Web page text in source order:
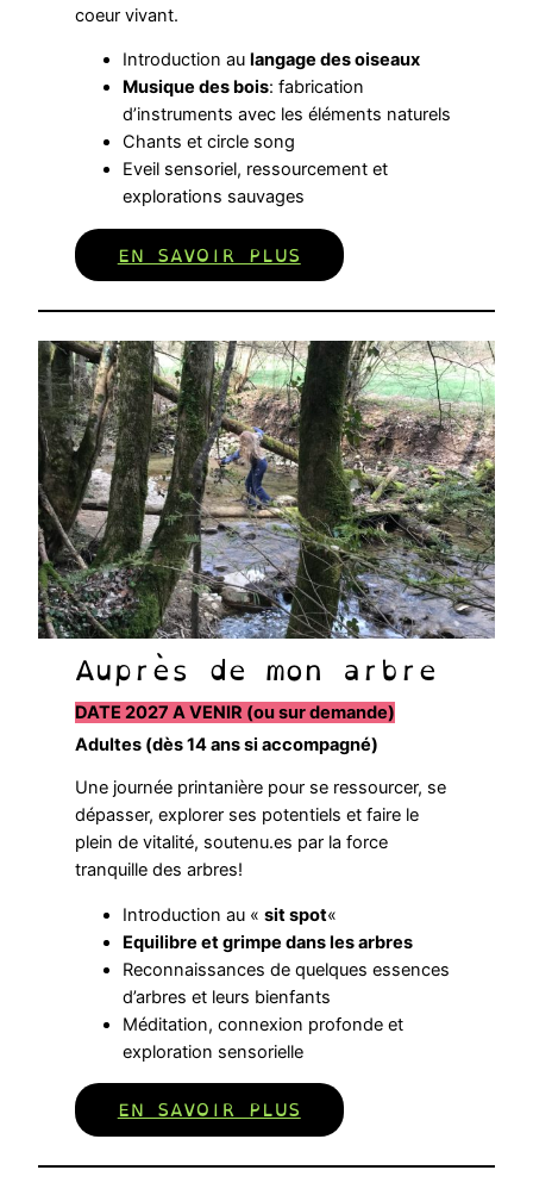
coeur vivant.
Introduction au langage des oiseaux
Musique des bois: fabrication
d’instruments avec les éléments naturels
Chants et circle song
Eveil sensoriel, ressourcement et
explorations sauvages
EN SAVOIR PLUS
Auprès de mon arbre
DATE 2027 A VENIR (ou sur demande)
Adultes (dès 14 ans si accompagné)
Une journée printanière pour se ressourcer, se
dépasser, explorer ses potentiels et faire le
plein de vitalité, soutenu.es par la force
tranquille des arbres!
Introduction au « sit spot«
Equilibre et grimpe dans les arbres
Reconnaissances de quelques essences
d’arbres et leurs bienfants
Méditation, connexion profonde et
exploration sensorielle
EN SAVOIR PLUS